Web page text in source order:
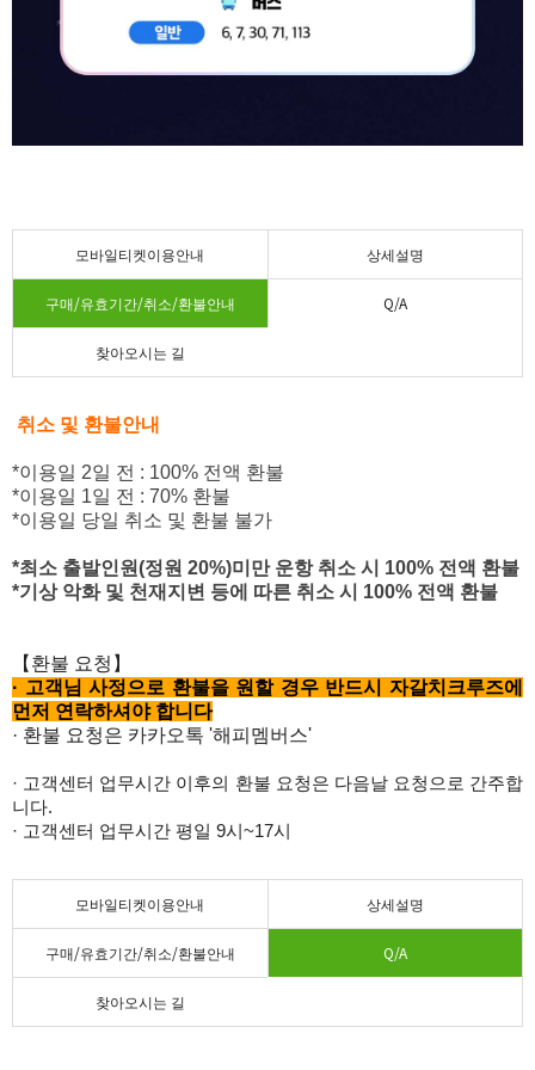
모바일티켓이용안내 상세설명
구매/유효기간/취소/환불안내 Q/A
찾아오시는 길
취소 및 환불안내
*이용일 2일 전 : 100% 전액 환불
*이용일 1일 전 : 70% 환불
*이용일 당일 취소 및 환불 불가
*최소 출발인원(정원 20%)미만 운항 취소 시 100% 전액 환불
*기상 악화 및 천재지변 등에 따른 취소 시 100% 전액 환불
【환불 요청】
· 고객님 사정으로 환불을 원할 경우 반드시 자갈치크루즈에
먼저 연락하셔야 합니다
· 환불 요청은 카카오톡 '해피멤버스'
· 고객센터 업무시간 이후의 환불 요청은 다음날 요청으로 간주합
니다.
· 고객센터 업무시간 평일 9시~17시
모바일티켓이용안내 상세설명
구매/유효기간/취소/환불안내 Q/A
찾아오시는 길